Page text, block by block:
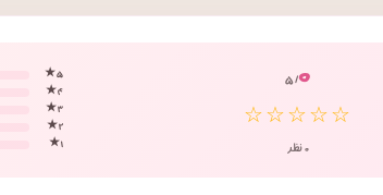
۰/ ۵
☆☆☆☆☆
۰ نظر
۵ ★
۴ ★
۳ ★
۲ ★
۱ ★